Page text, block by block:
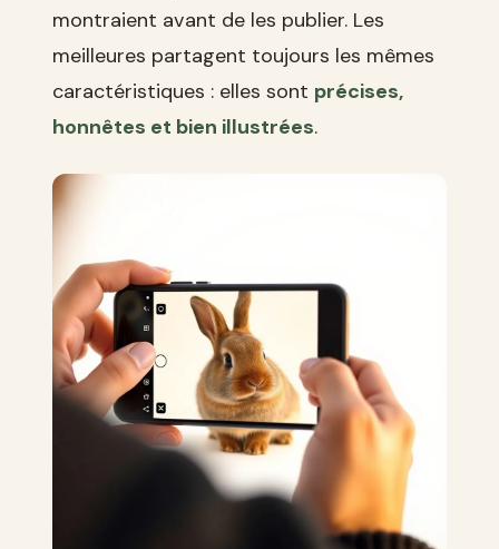
montraient avant de les publier. Les
meilleures partagent toujours les mêmes
caractéristiques : elles sont précises,
honnêtes et bien illustrées.